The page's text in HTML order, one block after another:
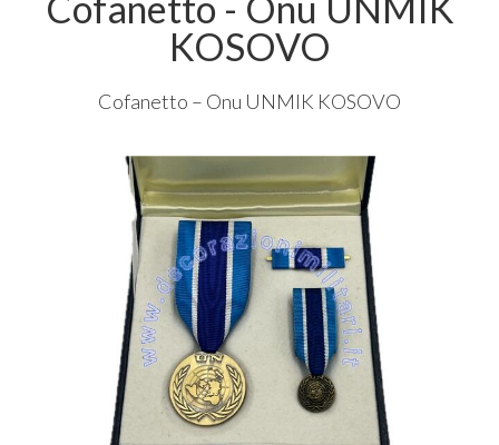
KOSOVO
Cofanetto – Onu UNMIK KOSOVO